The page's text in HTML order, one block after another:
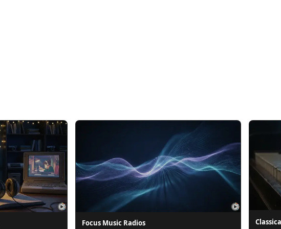
Focus Music Radios